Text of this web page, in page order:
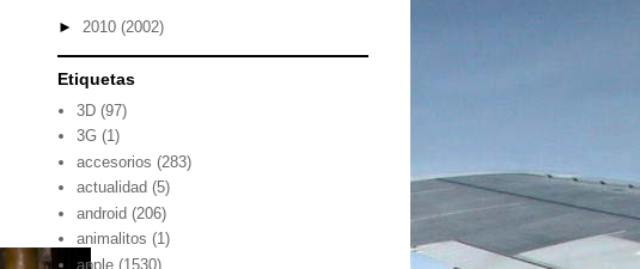
► 2010 (2002)
Etiquetas
3D (97)
3G (1)
accesorios (283)
actualidad (5)
android (206)
animalitos (1)
apple (1530)